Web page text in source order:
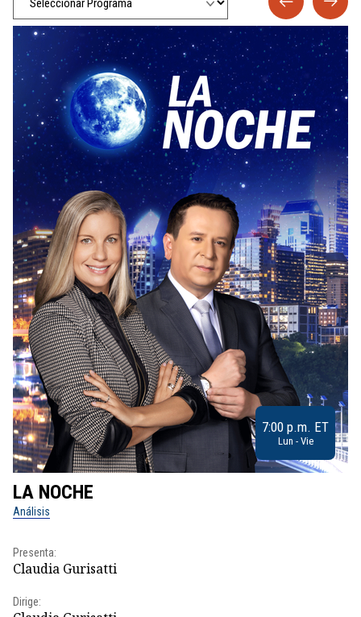
7:00 p.m. ET
Lun - Vie
LA NOCHE
Análisis
Presenta:
Claudia Gurisatti
Dirige: